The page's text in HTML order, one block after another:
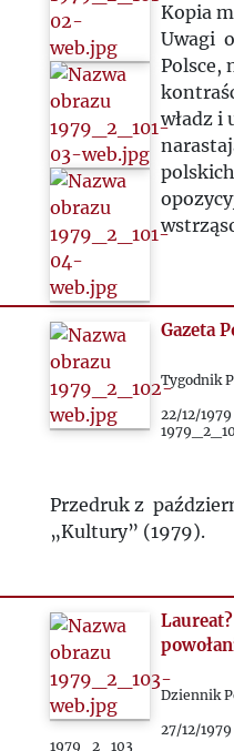
Kopia
Uwagi
Polsce,
władz i
Gazeta
Tygodnik
22/12/
Przedruk z
„Kultury” (1979).
Dziennik
27/12/
1979_2_103